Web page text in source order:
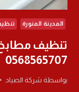
المدينة المنورة
تنظيف مطابخ
0568565707
بواسطة شركة الصياد